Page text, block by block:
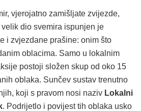
vjerojatno zamišljate zvijezde,
dio svemira ispunjen je
i zvjezdane prašine: onim što
oblacima. Samo u lokalnim
postoji složen skup od oko 15
oblaka. Sunčev sustav trenutno
koji s pravom nosi naziv Lokalni
. Podrijetlo i povijest tih oblaka usko